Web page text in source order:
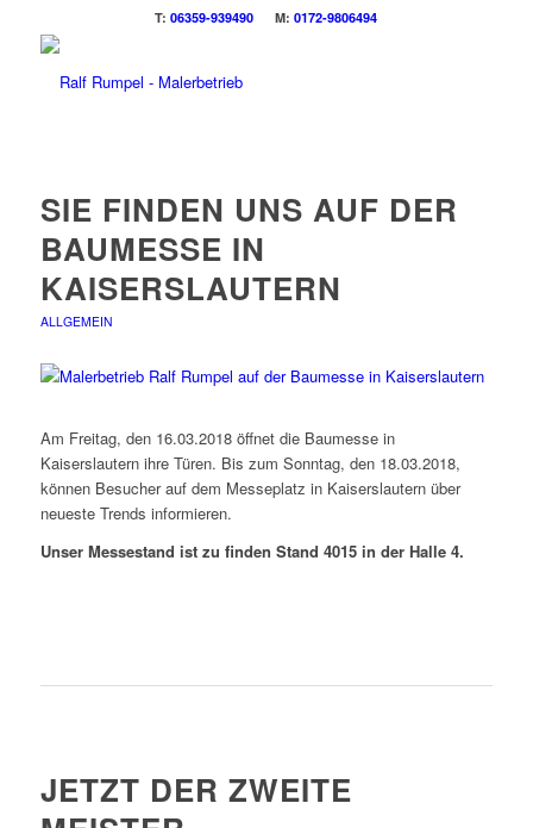
T:06359-939490 M:0172-9806494
SIE FINDEN UNS AUF DER
BAUMESSE IN
KAISERSLAUTERN
ALLGEMEIN
Am Freitag, den 16.03.2018 öffnet die Baumesse in
Kaiserslautern ihre Türen. Bis zum Sonntag, den 18.03.2018,
können Besucher auf dem Messeplatz in Kaiserslautern über
neueste Trends informieren.
Unser Messestand ist zu finden Stand 4015 in der Halle 4.
JETZT DER ZWEITE